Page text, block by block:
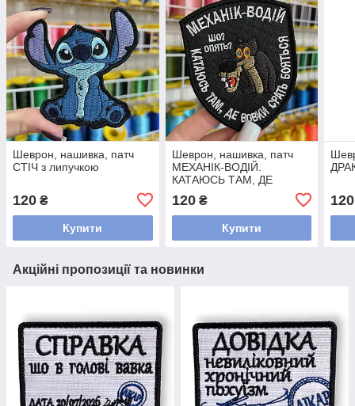
Шеврон, нашивка, патч
СТІЧ з липучкою
120 ₴
Купити
Шеврон, нашивка, патч
МЕХАНІК-ВОДІЙ.
КАТАЮСЬ ТАМ, ДЕ
ВОВКИ СРАТЬ БОЯЛИСЬ
з липучкою
120₴
Купити
120
Акційні пропозиції та новинки